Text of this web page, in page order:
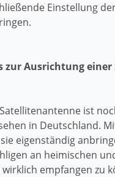
Einstellung
zur Ausrichtung
ist
in Deutschland.
eigenständig
an heimischen
wirklich empfangen zu